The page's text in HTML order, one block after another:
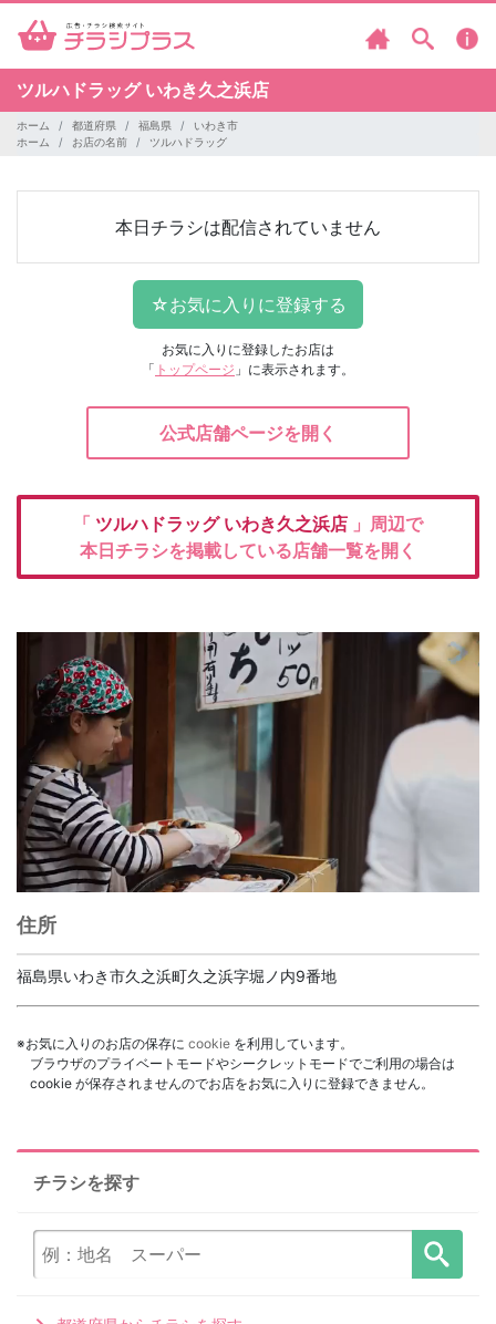
ツルハドラッグ いわき久之浜店
ホーム 都道府県 福島県
いわき市
ホーム
お店の名前 ツルハドラッグ
本日チラシは配信されていません
お気に入りに登録したお店は
「 トップページ 」に表示されます。
公式店舗ページを開く
「 ツルハドラッグ いわき久之浜店 」周辺で
本日チラシを掲載している店舗一覧を開く
住所
福島県いわき市久之浜町久之浜字堀ノ内9番地
※お気に入りのお店の保存に cookie を利用しています。
ブラウザのプライベートモードやシークレットモードでご利用の場合は
cookie が保存されませんのでお店をお気に入りに登録できません。
チラシを探す